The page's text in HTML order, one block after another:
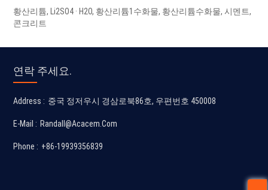
황산리튬, Li2SO4 · H2O, 황산리튬1수화물, 황산리튬수화물, 시멘트,
콘크리트
연락 주세요.
Address : 중국 정저우시 경삼로북86호, 우편번호 450008
E-Mail : Randall@acacem.com
Phone : +86-19939356839